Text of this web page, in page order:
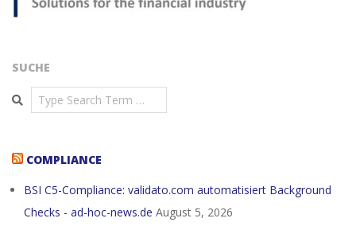
SUCHE
Search
COMPLIANCE
BSI C5-Compliance: validato.com automatisiert Background
Checks - ad-hoc-news.de August 5, 2026